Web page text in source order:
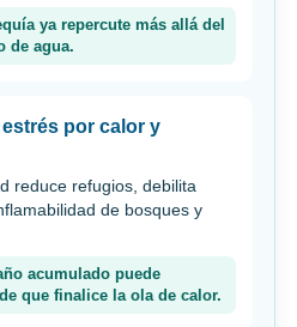
ya repercute más allá del
de agua.
por calor y
reduce refugios, debilita
de bosques y
acumulado puede
que finalice la ola de calor.